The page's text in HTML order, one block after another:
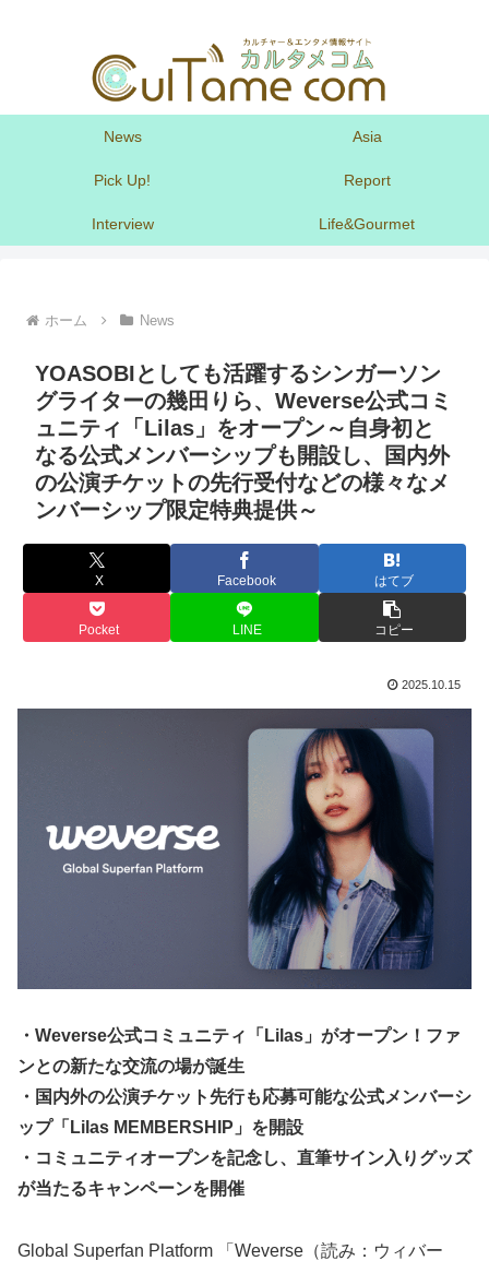
News Asia
Pick Up! Report
Interview Life&Gourmet
ホーム News
YOASOBIとしても活躍するシンガーソン
グライターの幾田りら、Weverse公式コミ
ュニティ「Lilas」をオープン～自身初と
なる公式メンバーシップも開設し、国内外
の公演チケットの先行受付などの様々なメ
ンバーシップ限定特典提供～
X Facebook はてブ
Pocket LINE コピー
2025.10.15
・Weverse公式コミュニティ「Lilas」がオープン！ファ
ンとの新たな交流の場が誕生
・国内外の公演チケット先行も応募可能な公式メンバーシ
ップ「Lilas MEMBERSHIP」を開設
・コミュニティオープンを記念し、直筆サイン入りグッズ
が当たるキャンペーンを開催
Global Superfan Platform 「Weverse（読み：ウィバー